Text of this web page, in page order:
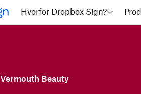
Hvorfor Dropbox Sign?
Vermouth Beauty